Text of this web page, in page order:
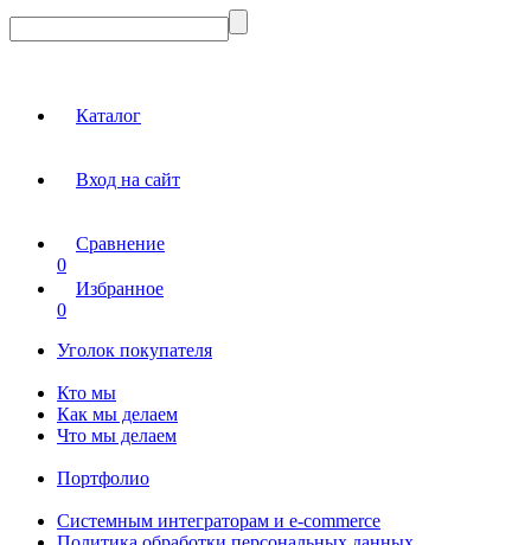
Каталог
Вход на сайт
Сравнение
0
Избранное
0
Уголок покупателя
Кто мы
Как мы делаем
Что мы делаем
Портфолио
Системным интеграторам и e-commerce